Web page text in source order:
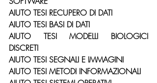
AIUTO TESI RECUPERO DI DATI
AIUTO TESI BASI DI DATI
AIUTO TESI MODELLI BIOLOGICI
DISCRETI
AIUTO TESI SEGNALI E IMMAGINI
AIUTO TESI METODI INFORMAZIONALI